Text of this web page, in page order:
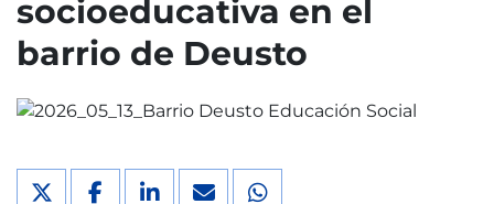
socioeducativa en el
barrio de Deusto